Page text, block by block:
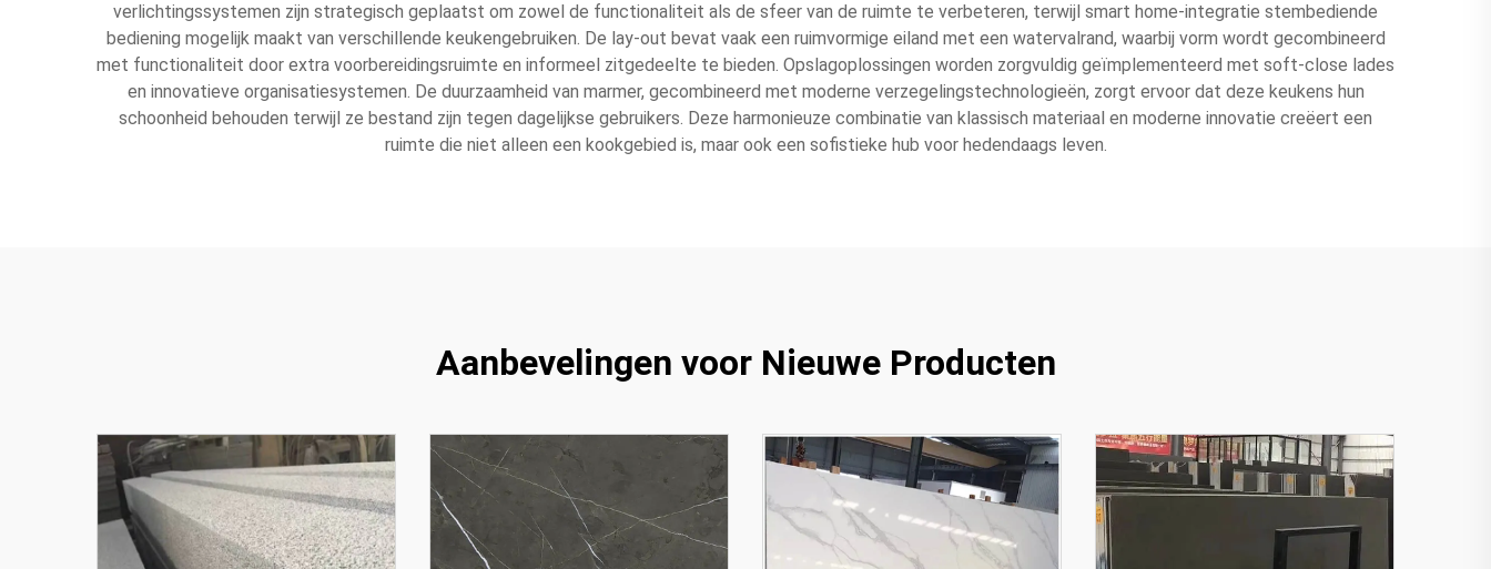
verlichtingssystemen zijn strategisch geplaatst om zowel de functionaliteit als de sfeer van de ruimte te verbeteren, terwijl smart home-integratie stembediende
bediening mogelijk maakt van verschillende keukengebruiken. De lay-out bevat vaak een ruimvormige eiland met een watervalrand, waarbij vorm wordt gecombineerd
met functionaliteit door extra voorbereidingsruimte en informeel zitgedeelte te bieden. Opslagoplossingen worden zorgvuldig geïmplementeerd met soft-close lades
en innovatieve organisatiesystemen. De duurzaamheid van marmer, gecombineerd met moderne verzegelingstechnologieën, zorgt ervoor dat deze keukens hun
schoonheid behouden terwijl ze bestand zijn tegen dagelijkse gebruikers. Deze harmonieuze combinatie van klassisch materiaal en moderne innovatie creëert een
ruimte die niet alleen een kookgebied is, maar ook een sofistieke hub voor hedendaags leven.
Aanbevelingen voor Nieuwe Producten